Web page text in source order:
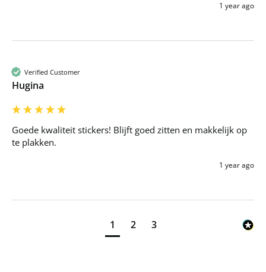
1 year ago
Verified Customer
Hugina
Goede kwaliteit stickers! Blijft goed zitten en makkelijk op
te plakken.
1 year ago
1 2 3